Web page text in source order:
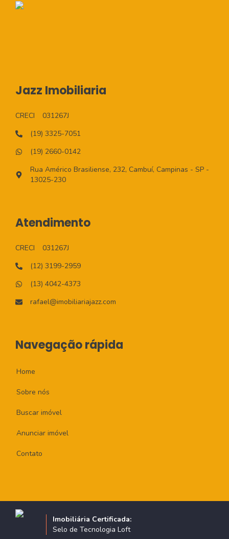
Jazz Imobiliaria
CRECI
031267J
(19) 3325-7051
(19) 2660-0142
Rua Américo Brasiliense, 232, Cambuí, Campinas - SP -
13025-230
Atendimento
CRECI
031267J
(12) 3199-2959
(13) 4042-4373
rafael@imobiliariajazz.com
Navegação rápida
Home
Sobre nós
Buscar imóvel
Anunciar imóvel
Contato
Imobiliária Certificada:
Selo de Tecnologia Loft